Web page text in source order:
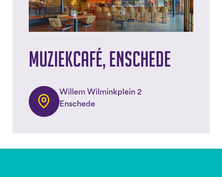
Muziekcafé, Enschede
Willem Wilminkplein 2
Enschede